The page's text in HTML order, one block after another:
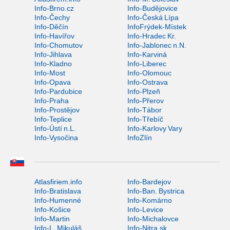
Info-Brno.cz
Info-Budějovice
Info-Čechy
Info-Česká Lípa
Info-Děčín
InfoFrýdek-Místek
Info-Havířov
Info-Hradec Kr.
Info-Chomutov
Info-Jablonec n.N.
Info-Jihlava
Info-Karviná
Info-Kladno
Info-Liberec
Info-Most
Info-Olomouc
Info-Opava
Info-Ostrava
Info-Pardubice
Info-Plzeň
Info-Praha
Info-Přerov
Info-Prostějov
Info-Tábor
Info-Teplice
Info-Třebíč
Info-Ústí n.L.
Info-Karlovy Vary
Info-Vysočina
InfoZlín
Atlasfiriem.info
Info-Bardejov
Info-Bratislava
Info-Ban. Bystrica
Info-Humenné
Info-Komárno
Info-Košice
Info-Levice
Info-Martin
Info-Michalovce
Info-L. Mikuláš
Info-Nitra.sk